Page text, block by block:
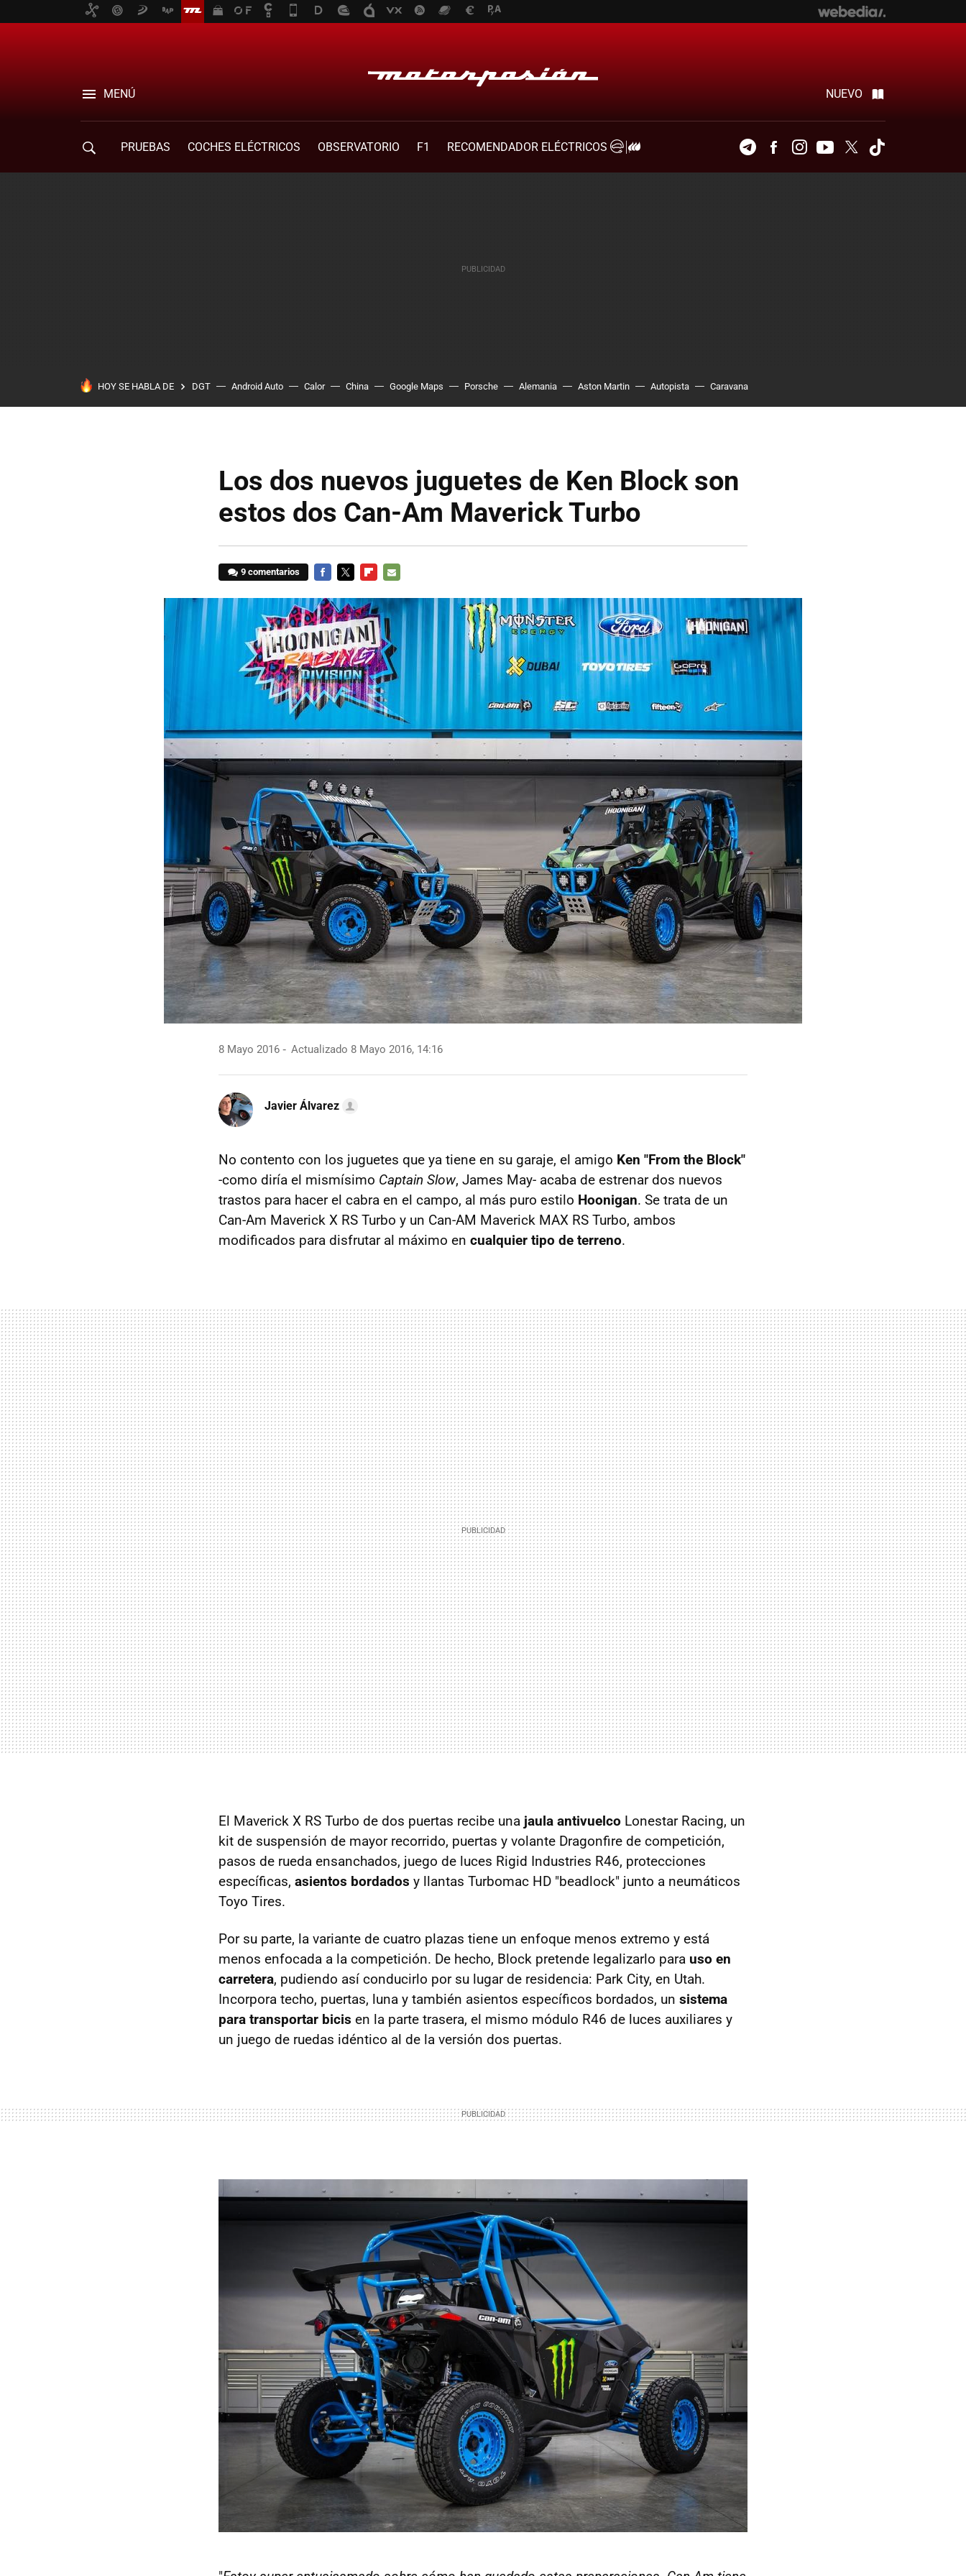
MENÚ NUEVO
PRUEBAS COCHES ELÉCTRICOS OBSERVATORIO F1
RECOMENDADOR ELÉCTRICOS
TelegramFacebookInstagramYoutubeTwitter
HOY SE HABLA DE DGT Android Auto Calor China Google Maps Porsche Alemania Aston Martin Autopista Caravana
Los dos nuevos juguetes de Ken Block son
estos dos Can-Am Maverick Turbo
9 comentarios
MAIL
8 Mayo 2016 Actualizado 8 Mayo 2016, 14:16
Javier Álvarez
No contento con los juguetes que ya tiene en su garaje, el amigo Ken "From the Block"
-como diría el mismísimo Captain Slow, James May- acaba de estrenar dos nuevos
trastos para hacer el cabra en el campo, al más puro estilo Hoonigan. Se trata de un
Can-Am Maverick X RS Turbo y un Can-AM Maverick MAX RS Turbo, ambos
modificados para disfrutar al máximo en cualquier tipo de terreno.
El Maverick X RS Turbo de dos puertas recibe una jaula antivuelco Lonestar Racing, un
kit de suspensión de mayor recorrido, puertas y volante Dragonfire de competición,
pasos de rueda ensanchados, juego de luces Rigid Industries R46, protecciones
específicas, asientos bordados y llantas Turbomac HD "beadlock" junto a neumáticos
Toyo Tires.
Por su parte, la variante de cuatro plazas tiene un enfoque menos extremo y está
menos enfocada a la competición. De hecho, Block pretende legalizarlo para uso en
carretera, pudiendo así conducirlo por su lugar de residencia: Park City, en Utah.
Incorpora techo, puertas, luna y también asientos específicos bordados, un sistema
para transportar bicis en la parte trasera, el mismo módulo R46 de luces auxiliares y
un juego de ruedas idéntico al de la versión dos puertas.